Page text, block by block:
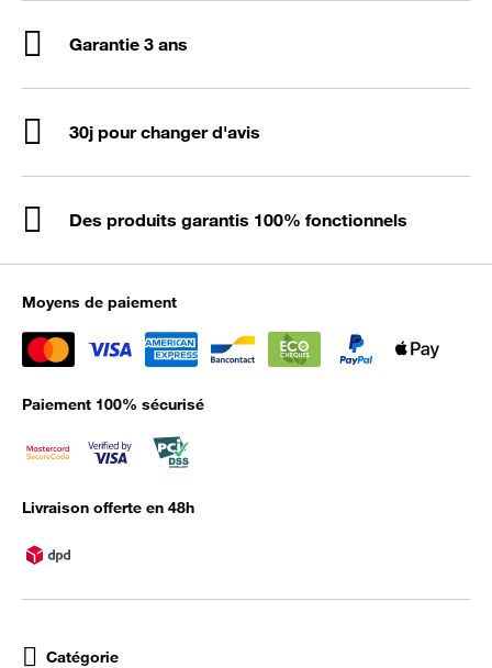
Garantie 3 ans
30j pour changer d'avis
Des produits garantis 100% fonctionnels
Moyens de paiement
Paiement 100% sécurisé
Livraison offerte en 48h
Catégorie